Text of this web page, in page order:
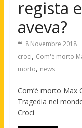
regista
aveva?
8 Novembre 2018
croci, Com'è morto
morto, news
Com’è morto Max
Tragedia nel
Croci